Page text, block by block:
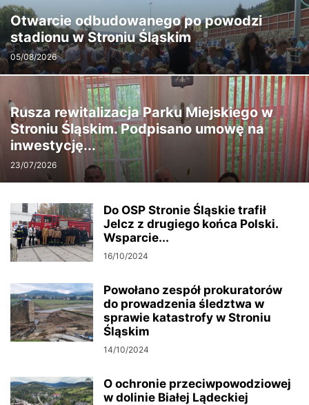
Otwarcie odbudowanego po powodzi
stadionu w Stroniu Śląskim
05/08/2026
Rusza rewitalizacja Parku Miejskiego w
Stroniu Śląskim. Podpisano umowę na
inwestycję...
23/07/2026
Do OSP Stronie Śląskie trafił
Jelcz z drugiego końca Polski.
Wsparcie...
16/10/2024
Powołano zespół prokuratorów
do prowadzenia śledztwa w
sprawie katastrofy w Stroniu
Śląskim
14/10/2024
O ochronie przeciwpowodziowej
w dolinie Białej Lądeckiej